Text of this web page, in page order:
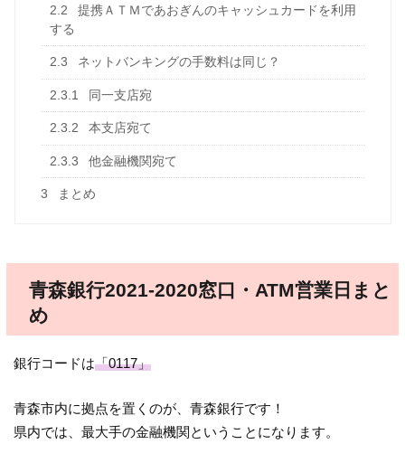
2.2
提携ＡＴＭであおぎんのキャッシュカードを利用
する
2.3 ネットバンキングの手数料は同じ？
2.3.1 同一支店宛
2.3.2 本支店宛て
2.3.3 他金融機関宛て
3 まとめ
青森銀行2021-2020窓口・ATM営業日まと
め
銀行コードは「0117」
青森市内に拠点を置くのが、青森銀行です！
県内では、最大手の金融機関ということになります。